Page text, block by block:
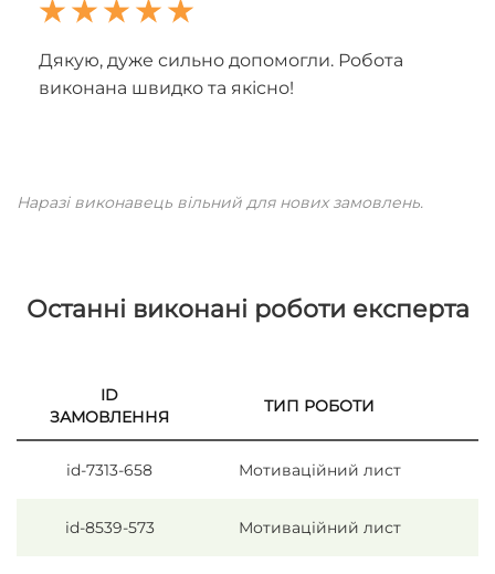
Дякую, дуже сильно допомогли. Робота
виконана швидко та якісно!
Наразі виконавець вільний для нових замовлень.
Останні виконані роботи експерта
ID
ЗАМОВЛЕННЯ
ТИП РОБОТИ
id-7313-658 Мотиваційний лист
id-8539-573 Мотиваційний лист